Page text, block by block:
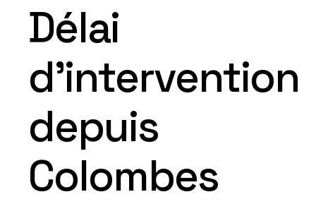
Délai
d’intervention
depuis
Colombes